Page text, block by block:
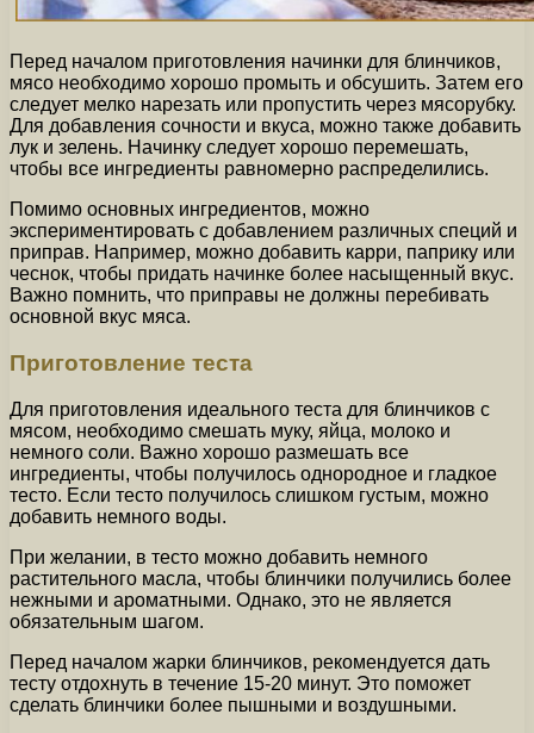
Перед началом приготовления начинки для блинчиков,
мясо необходимо хорошо промыть и обсушить. Затем его
следует мелко нарезать или пропустить через мясорубку.
Для добавления сочности и вкуса, можно также добавить
лук и зелень. Начинку следует хорошо перемешать,
чтобы все ингредиенты равномерно распределились.
Помимо основных ингредиентов, можно
экспериментировать с добавлением различных специй и
приправ. Например, можно добавить карри, паприку или
чеснок, чтобы придать начинке более насыщенный вкус.
Важно помнить, что приправы не должны перебивать
основной вкус мяса.
Приготовление теста
Для приготовления идеального теста для блинчиков с
мясом, необходимо смешать муку, яйца, молоко и
немного соли. Важно хорошо размешать все
ингредиенты, чтобы получилось однородное и гладкое
тесто. Если тесто получилось слишком густым, можно
добавить немного воды.
При желании, в тесто можно добавить немного
растительного масла, чтобы блинчики получились более
нежными и ароматными. Однако, это не является
обязательным шагом.
Перед началом жарки блинчиков, рекомендуется дать
тесту отдохнуть в течение 15-20 минут. Это поможет
сделать блинчики более пышными и воздушными.